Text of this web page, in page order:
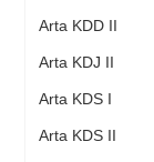
Arta KDD II
Arta KDJ II
Arta KDS I
Arta KDS II